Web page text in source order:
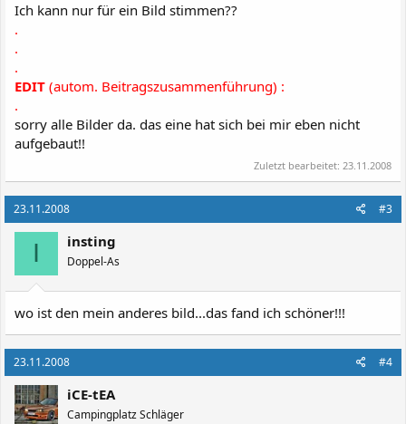
Ich kann nur für ein Bild stimmen??
.
.
.
EDIT (autom. Beitragszusammenführung) :
.
sorry alle Bilder da. das eine hat sich bei mir eben nicht
aufgebaut!!
Zuletzt bearbeitet: 23.11.2008
23.11.2008 #3
I insting
Doppel-As
wo ist den mein anderes bild...das fand ich schöner!!!
23.11.2008 #4
iCE-tEA
Campingplatz Schläger